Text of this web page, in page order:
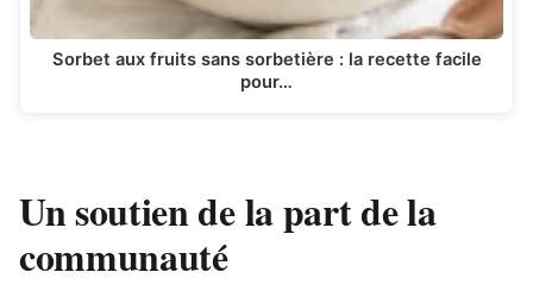
Sorbet aux fruits sans sorbetière : la recette facile
pour…
Un soutien de la part de la
communauté